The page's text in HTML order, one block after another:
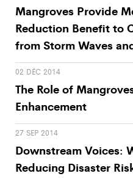
Mangroves Provide
Reduction Benefit to
from Storm Waves
02 DÉC 2014
The Role of
Enhancement
27 SEP 2014
Downstream Voices:
Reducing Disaster